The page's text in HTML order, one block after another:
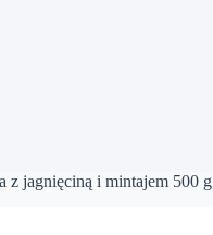
z jagnięciną i mintajem 500 g